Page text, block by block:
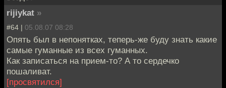
rijiykat »
#64 | 05.08.07 08:28
Опять был в непонятках, теперь-же буду знать какие
самые гуманные из всех гуманных.
Как записаться на прием-то? А то сердечко
пошаливат.
[просвятился]